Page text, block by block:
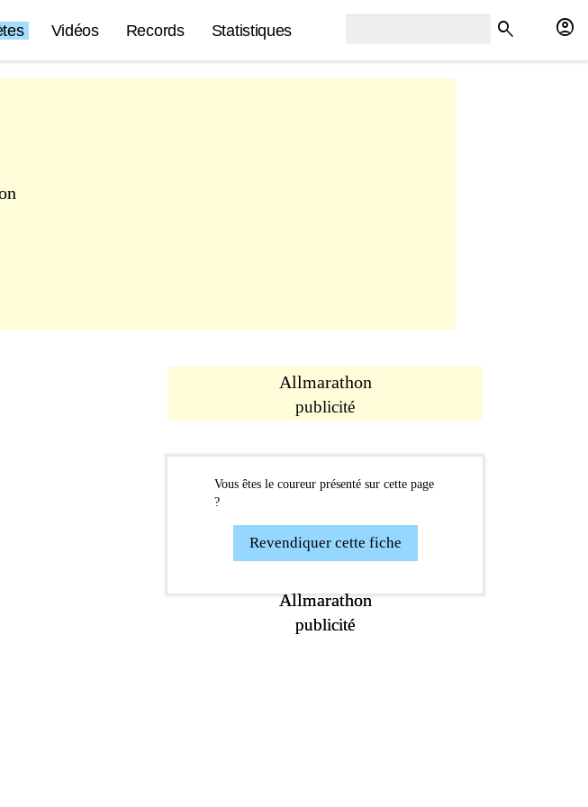
Vidéos Records Statistiques search account_circle
Allmarathon
publicité
Vous êtes le coureur présenté sur cette page
?
Revendiquer cette fiche
Allmarathon
publicité
Allmarathon
publicité